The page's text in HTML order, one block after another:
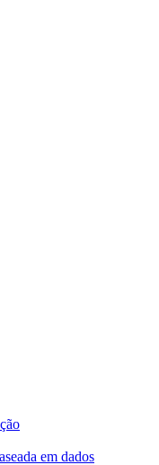
em dados